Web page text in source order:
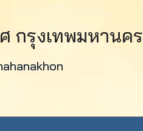
กรุงเทพมหานคร